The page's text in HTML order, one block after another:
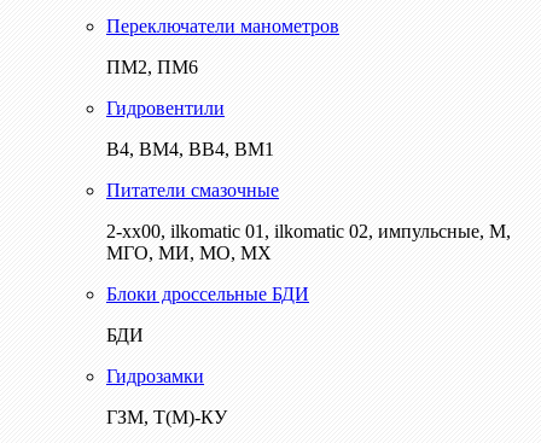
Переключатели манометров
ПМ2, ПМ6
Гидровентили
В4, ВМ4, ВВ4, ВМ1
Питатели смазочные
2-хх00, ilkomatic 01, ilkomatic 02, импульсные, М,
МГО, МИ, МО, МХ
Блоки дроссельные БДИ
БДИ
Гидрозамки
ГЗМ, Т(М)-КУ